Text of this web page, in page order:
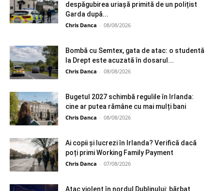
despăgubirea uriașă primită de un polițist
Garda după...
Chris Danca - 08/08/2026
Bombă cu Semtex, gata de atac: o studentă
la Drept este acuzată în dosarul...
Chris Danca - 08/08/2026
Bugetul 2027 schimbă regulile în Irlanda:
cine ar putea rămâne cu mai mulți bani
Chris Danca - 08/08/2026
Ai copii și lucrezi în Irlanda? Verifică dacă
poți primi Working Family Payment
Chris Danca - 07/08/2026
Atac violent în nordul Dublinului: bărbat